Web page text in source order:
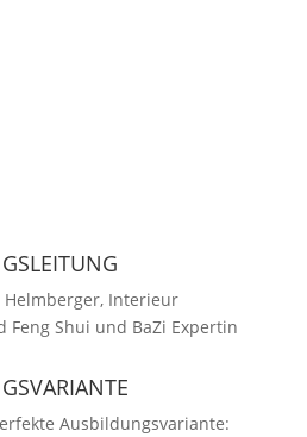
Helmberger, Interieur
Feng Shui und BaZi Expertin
Ausbildungsvariante: